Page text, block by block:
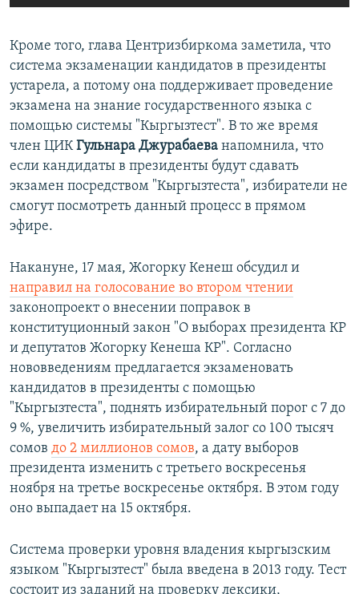
Кроме того, глава Центризбиркома заметила, что
система экзаменации кандидатов в президенты
устарела, а потому она поддерживает проведение
экзамена на знание государственного языка с
помощью системы "Кыргызтест". В то же время
член ЦИКГульнара Джурабаева напомнила, что
если кандидаты в президенты будут сдавать
экзамен посредством "Кыргызтеста", избиратели не
смогут посмотреть данный процесс в прямом
эфире.
Накануне, 17 мая, Жогорку Кенеш обсудил и
направил на голосование во втором чтении
законопроект о внесении поправок в
конституционный закон "О выборах президента КР
и депутатов Жогорку Кенеша КР". Согласно
нововведениям предлагается экзаменовать
кандидатов в президенты с помощью
"Кыргызтеста", поднять избирательный порог с 7 до
9 %, увеличить избирательный залог со 100 тысяч
сомов до 2 миллионов сомов, а дату выборов
президента изменить с третьего воскресенья
ноября на третье воскресенье октября. В этом году
оно выпадает на 15 октября.
Система проверки уровня владения кыргызским
языком "Кыргызтест" была введена в 2013 году. Тест
состоит из заданий на проверку лексики,